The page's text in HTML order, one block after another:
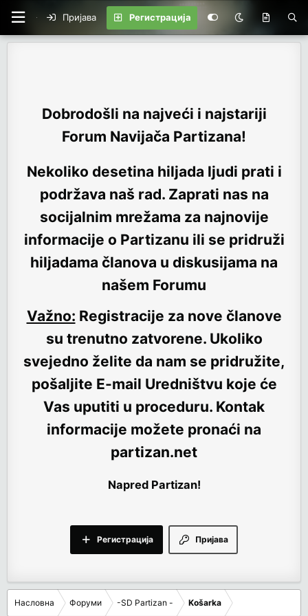
Пријава Регистрација
Dobrodošli na najveći i najstariji
Forum Navijača Partizana!
Nekoliko desetina hiljada ljudi prati i
podržava naš rad. Zaprati nas na
socijalnim mrežama za najnovije
informacije o Partizanu ili se pridruži
hiljadama članova u diskusijama na
našem Forumu
Važno: Registracije za nove članove
su trenutno zatvorene. Ukoliko
svejedno želite da nam se pridružite,
pošaljite E-mail Uredništvu koje će
Vas uputiti u proceduru. Kontak
informacije možete pronaći na
partizan.net
Napred Partizan!
Пријава
Регистрација
Насловна Форуми -SD Partizan - Košarka